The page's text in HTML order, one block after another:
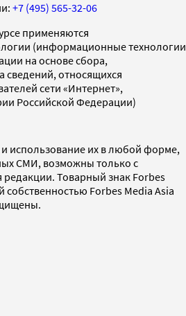
+7 (495) 565-32-06
применяются
(информационные технологии
на основе сбора,
сведений, относящихся
сети «Интернет»,
Российской Федерации)
использование их в любой форме,
СМИ, возможны только с
Товарный знак Forbes
собственностью Forbes Media Asia